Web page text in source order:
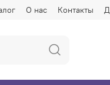
О нас Контакты